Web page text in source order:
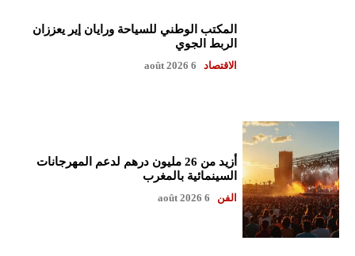
المكتب الوطني للسياحة ورايان إير يعززان
الربط الجوي
الاقتصاد 6 août 2026
أزيد من 26 مليون درهم لدعم المهرجانات
السينمائية بالمغرب
الفن 6 août 2026